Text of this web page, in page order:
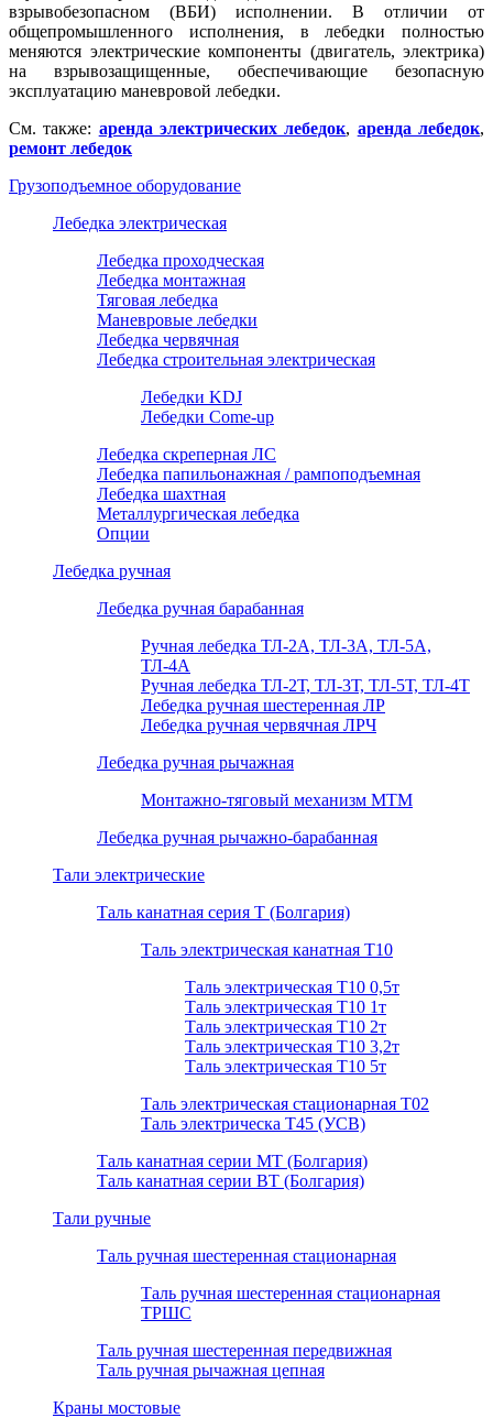
взрывобезопасном (ВБИ) исполнении. В отличии от
общепромышленного исполнения, в лебедки полностью
меняются электрические компоненты (двигатель, электрика)
на взрывозащищенные, обеспечивающие безопасную
эксплуатацию маневровой лебедки.
См. также: аренда электрических лебедок, аренда лебедок,
ремонт лебедок
Грузоподъемное оборудование
Лебедка электрическая
Лебедка проходческая
Лебедка монтажная
Тяговая лебедка
Маневровые лебедки
Лебедка червячная
Лебедка строительная электрическая
Лебедки KDJ
Лебедки Come-up
Лебедка скреперная ЛС
Лебедка папильонажная / рампоподъемная
Лебедка шахтная
Металлургическая лебедка
Опции
Лебедка ручная
Лебедка ручная барабанная
Ручная лебедка ТЛ-2А, ТЛ-3А, ТЛ-5А,
ТЛ-4А
Ручная лебедка ТЛ-2Т, ТЛ-3Т, ТЛ-5Т, ТЛ-4Т
Лебедка ручная шестеренная ЛР
Лебедка ручная червячная ЛРЧ
Лебедка ручная рычажная
Монтажно-тяговый механизм МТМ
Лебедка ручная рычажно-барабанная
Тали электрические
Таль канатная серия Т (Болгария)
Таль электрическая канатная Т10
Таль электрическая Т10 0,5т
Таль электрическая Т10 1т
Таль электрическая Т10 2т
Таль электрическая Т10 3,2т
Таль электрическая Т10 5т
Таль электрическая стационарная Т02
Таль электрическа T45 (УСВ)
Таль канатная серии МТ (Болгария)
Таль канатная серии ВТ (Болгария)
Тали ручные
Таль ручная шестеренная стационарная
Таль ручная шестеренная стационарная
ТРШС
Таль ручная шестеренная передвижная
Таль ручная рычажная цепная
Краны мостовые